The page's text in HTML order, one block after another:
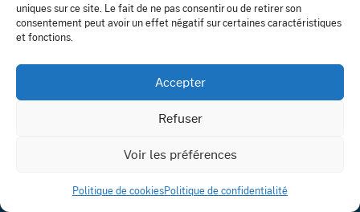
uniques sur ce site. Le fait de ne pas consentir ou de retirer son
consentement peut avoir un effet négatif sur certaines caractéristiques
et fonctions.
Accepter
Refuser
Voir les préférences
Politique de cookiesPolitique de confidentialité
41 bis rue Gambetta – BP12
78 250 Meulan-en-Yvelines